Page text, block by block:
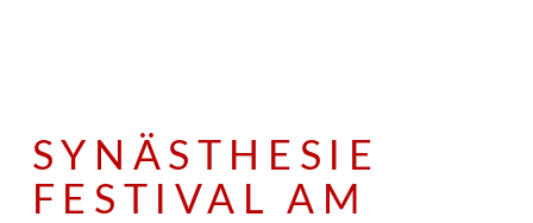
SYNÄSTHESIE
FESTIVAL AM